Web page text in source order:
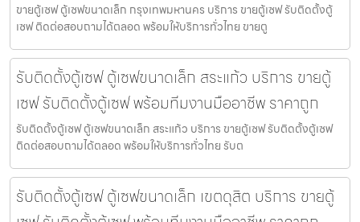
ขายตู้เซฟ ตู้เซฟขนาดเล็ก กรุงเทพมหานคร บริการ ขายตู้เซฟ รับติดตั้งตู้
เซฟ ติดต่อสอบถามได้ตลอด พร้อมให้บริการทั่วไทย ขายตู
รับติดตั้งตู้เซฟ ตู้เซฟขนาดเล็ก สระแก้ว บริการ ขายตู้
เซฟ รับติดตั้งตู้เซฟ พร้อมทีมงานมืออาชีพ ราคาถูก
รับติดตั้งตู้เซฟ ตู้เซฟขนาดเล็ก สระแก้ว บริการ ขายตู้เซฟ รับติดตั้งตู้เซฟ
ติดต่อสอบถามได้ตลอด พร้อมให้บริการทั่วไทย รับต
รับติดตั้งตู้เซฟ ตู้เซฟขนาดเล็ก เขตดุสิต บริการ ขายตู้